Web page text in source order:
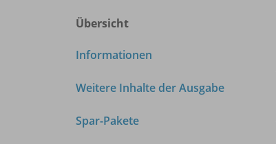
Übersicht
Informationen
Weitere Inhalte der Ausgabe
Spar-Pakete